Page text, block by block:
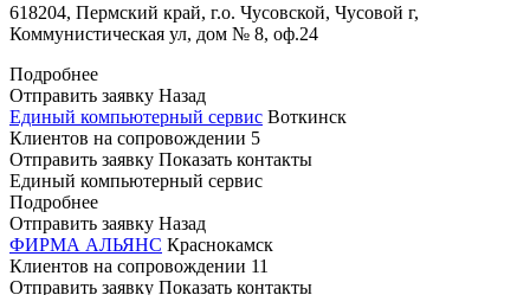
618204, Пермский край, г.о. Чусовской, Чусовой г,
Коммунистическая ул, дом № 8, оф.24
Подробнее
Отправить заявку Назад
Единый компьютерный сервис Воткинск
Клиентов на сопровождении 5
Отправить заявку Показать контакты
Единый компьютерный сервис
Подробнее
Отправить заявку Назад
ФИРМА АЛЬЯНС Краснокамск
Клиентов на сопровождении 11
Отправить заявку Показать контакты